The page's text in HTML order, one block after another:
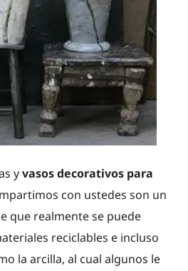
yvasos decorativos para
con ustedes son un
que realmente se puede
reciclables e incluso
la arcilla, al cual algunos le